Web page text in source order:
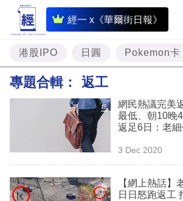
經一 x《華爾街日報》
即
時
財
經
題
投
資
樓
市
港股IPO 日圓 Pokemon卡
專題合輯： 返工
網民熱議完美
最低、朝10晚
返足6日：老細
3 Dec 2020
【網上熱話】
日日怒跑返工